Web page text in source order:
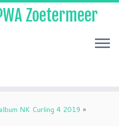
Zoetermeer
NK Curling 4 2019 »